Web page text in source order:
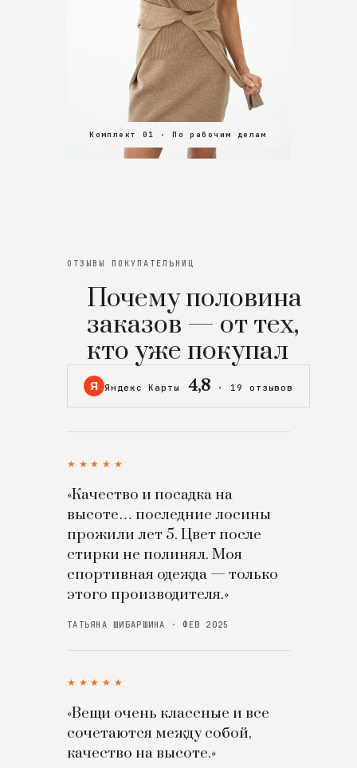
Комплект 01 · По рабочим делам
Комплект 02 · В зал
Комплект 03 · На особенный вечер
ОТЗЫВЫ ПОКУПАТЕЛЬНИЦ
Почему половина
заказов — от тех,
кто уже покупал
Я Яндекс Карты 4,8 · 19 отзывов
★★★★★
«Качество и посадка на
высоте… последние лосины
прожили лет 5. Цвет после
стирки не полинял. Моя
спортивная одежда — только
этого производителя.»
ТАТЬЯНА ШИБАРШИНА · ФЕВ 2025
★★★★★
«Вещи очень классные и все
сочетаются между собой,
качество на высоте.»